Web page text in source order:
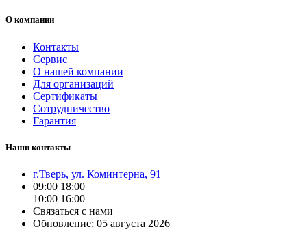
О компании
Контакты
Сервис
О нашей компании
Для организаций
Сертификаты
Сотрудничество
Гарантия
Наши контакты
г.Тверь, ул. Коминтерна, 91
09:00 18:00
10:00 16:00
Связаться с нами
Обновление: 05 августа 2026